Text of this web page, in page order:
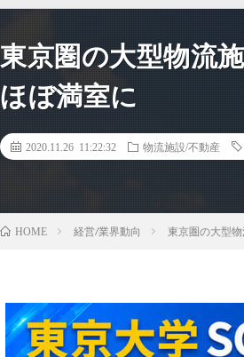
東京圏の大型物流
ほぼ満室に
2020.11.26 11:22:32 物流施設/不動産
HOME 経営/業界動向 東京圏の大型